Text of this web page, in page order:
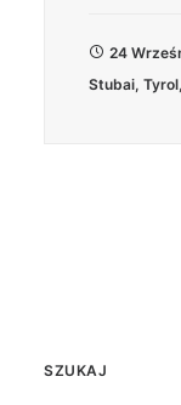
24
Stubai, Tyrol,
SZUKAJ